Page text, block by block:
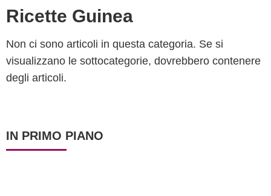
Ricette Guinea
Non ci sono articoli in questa categoria. Se si
visualizzano le sottocategorie, dovrebbero contenere
degli articoli.
IN PRIMO PIANO